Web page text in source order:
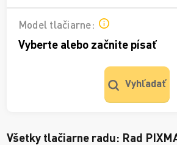
Model tlačiarne:
Vyberte alebo začnite písať
Vyhľadať
Všetky tlačiarne radu: Rad